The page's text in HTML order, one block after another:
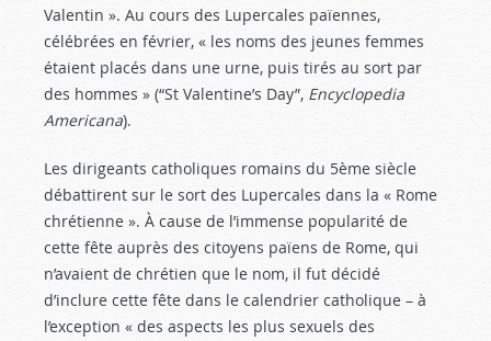
Valentin ». Au cours des Lupercales païennes,
célébrées en février, « les noms des jeunes femmes
étaient placés dans une urne, puis tirés au sort par
des hommes » (“St Valentine’s Day”, Encyclopedia
Americana).
Les dirigeants catholiques romains du 5ème siècle
débattirent sur le sort des Lupercales dans la « Rome
chrétienne ». À cause de l’immense popularité de
cette fête auprès des citoyens païens de Rome, qui
n’avaient de chrétien que le nom, il fut décidé
d’inclure cette fête dans le calendrier catholique – à
l’exception « des aspects les plus sexuels des